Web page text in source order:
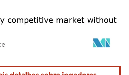
requer atribuição conforme CC BY 4.0.